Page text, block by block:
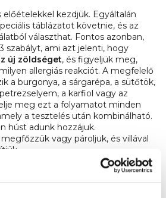
előételekkel kezdjük. Egyáltalán
táblázatot követnie, és az
választhat. Fontos azonban,
szabályt, ami azt jelenti, hogy
új zöldséget, és figyeljük meg,
allergiás reakciót. A megfelelő
a burgonya, a sárgarépa, a sütőtök,
a karfiol vagy az
meg ezt a folyamatot minden
a tesztelés után kombinálható.
húst adunk hozzájuk.
vagy pároljuk, és villával